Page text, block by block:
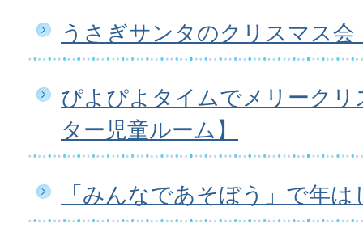
うさぎサンタのクリスマス会
ぴよぴよタイムでメリーク
ター児童ルーム】
「みんなであそぼう」で年は